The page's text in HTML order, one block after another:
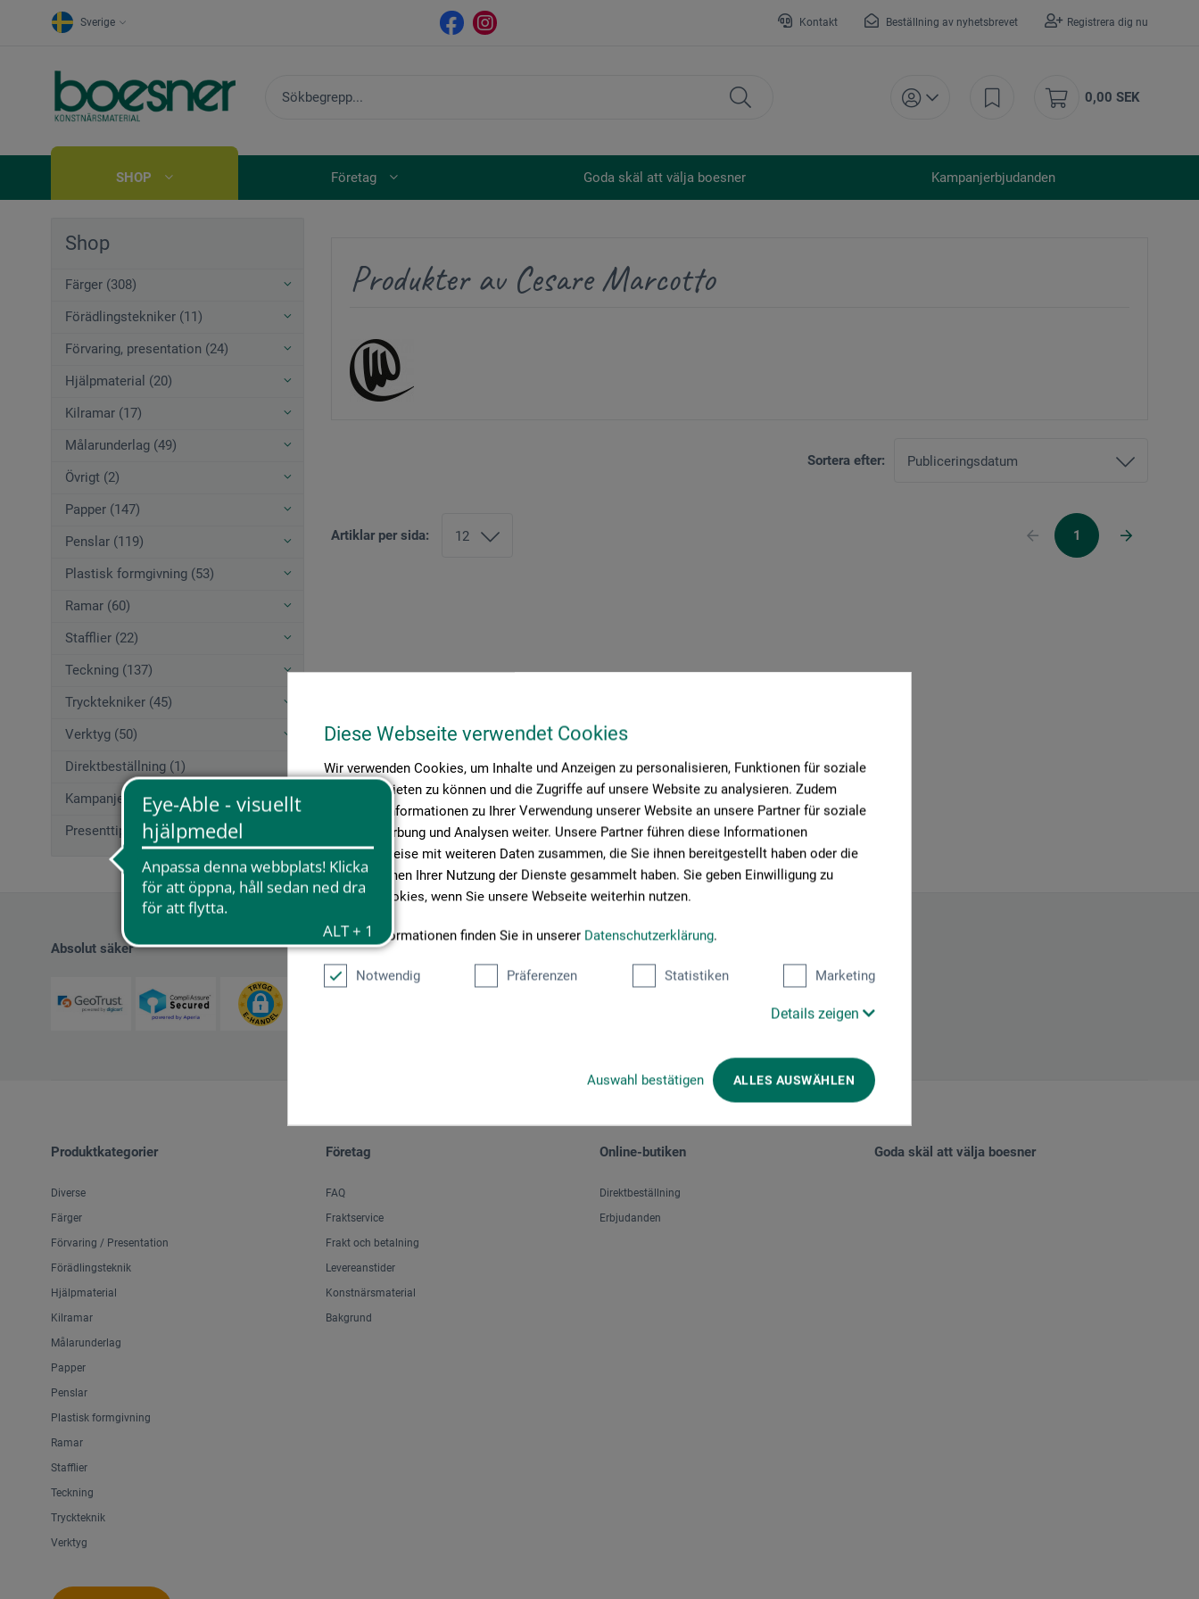
Diese Webseite verwendet Cookies
Wir verwenden Cookies, um Inhalte und Anzeigen zu personalisieren, Funktionen für soziale
Medien anbieten zu können und die Zugriffe auf unsere Website zu analysieren. Zudem
geben wir Informationen zu Ihrer Verwendung unserer Website an unsere Partner für soziale
Medien, Werbung und Analysen weiter. Unsere Partner führen diese Informationen
möglicherweise mit weiteren Daten zusammen, die Sie ihnen bereitgestellt haben oder die
sie im Rahmen Ihrer Nutzung der Dienste gesammelt haben. Sie geben Einwilligung zu
unseren Cookies, wenn Sie unsere Webseite weiterhin nutzen.
Weitere Informationen finden Sie in unserer Datenschutzerklärung.
Notwendig Präferenzen Statistiken Marketing
Details zeigen
Auswahl bestätigen ALLES AUSWÄHLEN
Sverige Kontakt Beställning av nyhetsbrevet Registrera dig nu
0,00 SEK
SHOP Företag Goda skäl att välja boesner Kampanjerbjudanden
Shop
Färger (308)
Förädlingstekniker (11)
Förvaring, presentation (24)
Hjälpmaterial (20)
Kilramar (17)
Målarunderlag (49)
Övrigt (2)
Papper (147)
Penslar (119)
Plastisk formgivning (53)
Ramar (60)
Stafflier (22)
Teckning (137)
Trycktekniker (45)
Verktyg (50)
Direktbeställning (1)
Kampanjerbjudanden
Presenttips (12)
Produkter av Cesare Marcotto
Sortera efter:
Artiklar per sida: 1
Absolut säker Välj betalningssätt
Produktkategorier
Diverse
Färger
Förvaring / Presentation
Förädlingsteknik
Hjälpmaterial
Kilramar
Målarunderlag
Papper
Penslar
Plastisk formgivning
Ramar
Stafflier
Teckning
Tryckteknik
Verktyg
Företag
FAQ
Fraktservice
Frakt och betalning
Levereanstider
Konstnärsmaterial
Bakgrund
Online-butiken
Direktbeställning
Erbjudanden
Goda skäl att välja boesner